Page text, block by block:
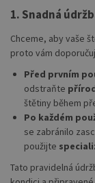
1. Snadná
Chceme, aby vaše
proto vám
Před prvním
odstraňte
štětiny během
Po každém
se zabránilo
použijte
Tato pravidelná